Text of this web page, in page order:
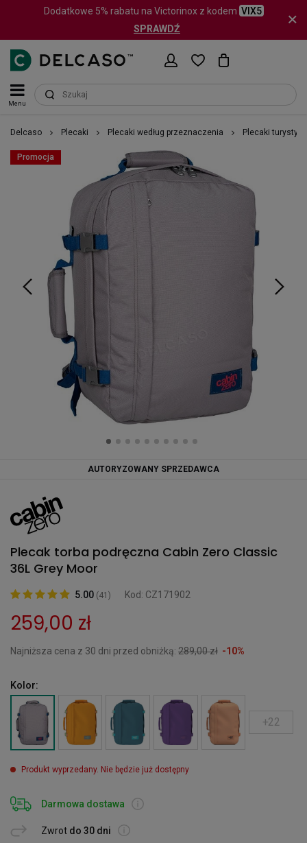
Dodatkowe 5% rabatu na Victorinox z kodem VIX5
SPRAWDŹ
Menu
Delcaso Plecaki Plecaki według przeznaczenia Plecaki
Promocja
AUTORYZOWANY SPRZEDAWCA
Plecak torba podręczna Cabin Zero Classic
36L Grey Moor
5.00 (41) Kod: CZ171902
259,00 zł
Najniższa cena z 30 dni przed obniżką: 289,00 zł -10%
Kolor:
+22
Produkt wyprzedany. Nie będzie już dostępny
Darmowa dostawa
Zwrot do 30 dni